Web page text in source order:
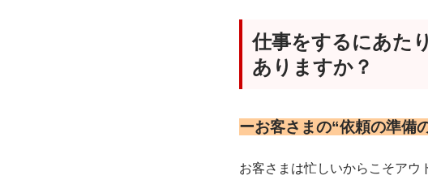
仕事をするにあた
ありますか？
ーお客さまの“依頼の準備
お客さまは忙しいからこそアウ